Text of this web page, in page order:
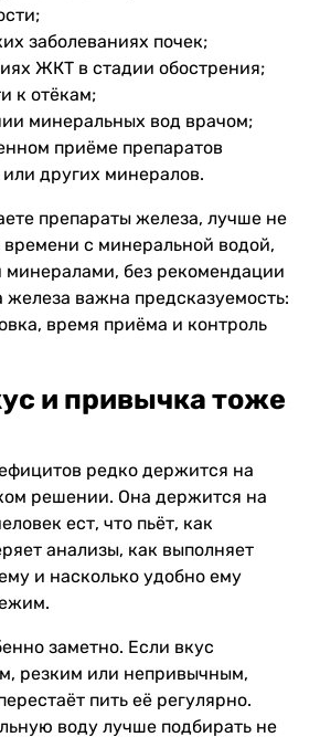
заболеваниях почек;
ЖКТ в стадии обострения;
к отёкам;
минеральных вод врачом;
приёме препаратов
других минералов.
препараты железа, лучше не
с минеральной водой,
минералами, без рекомендации
железа важна предсказуемость:
время приёма и контроль
и привычка тоже
редко держится на
решении. Она держится на
ест, что пьёт, как
анализы, как выполняет
и насколько удобно ему
заметно. Если вкус
резким или непривычным,
пить её регулярно.
воду лучше подбирать не